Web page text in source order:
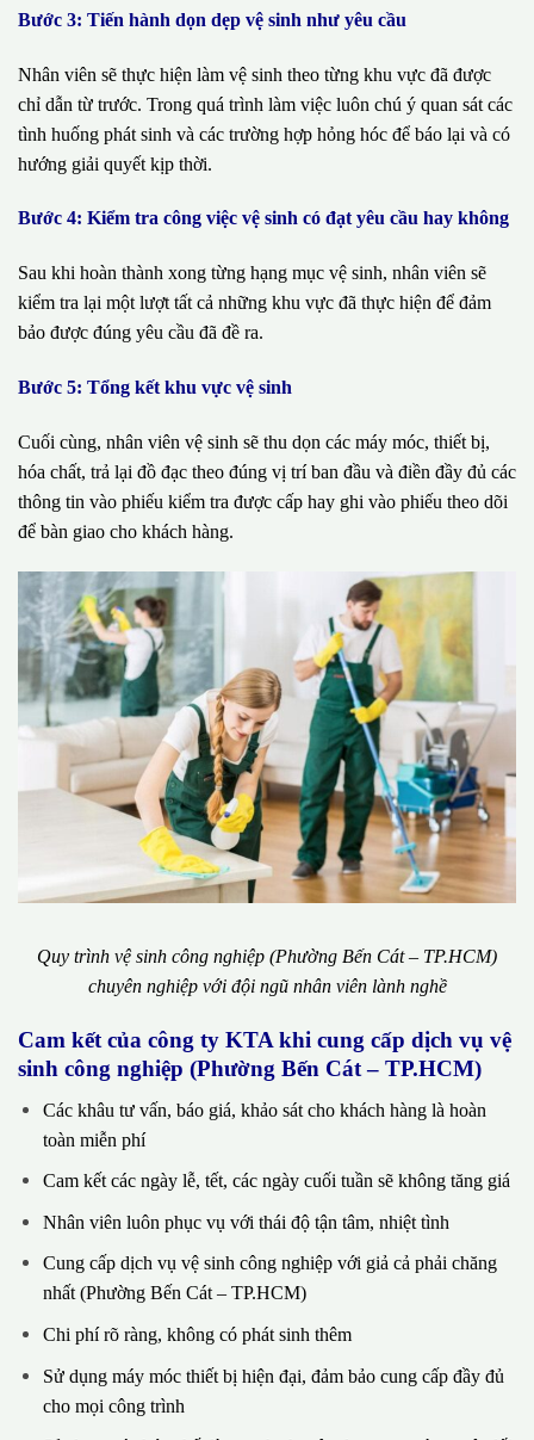
Bước 3: Tiến hành dọn dẹp vệ sinh như yêu cầu
Nhân viên sẽ thực hiện làm vệ sinh theo từng khu vực đã được
chỉ dẫn từ trước. Trong quá trình làm việc luôn chú ý quan sát các
tình huống phát sinh và các trường hợp hỏng hóc để báo lại và có
hướng giải quyết kịp thời.
Bước 4: Kiểm tra công việc vệ sinh có đạt yêu cầu hay không
Sau khi hoàn thành xong từng hạng mục vệ sinh, nhân viên sẽ
kiểm tra lại một lượt tất cả những khu vực đã thực hiện để đảm
bảo được đúng yêu cầu đã đề ra.
Bước 5: Tổng kết khu vực vệ sinh
Cuối cùng, nhân viên vệ sinh sẽ thu dọn các máy móc, thiết bị,
hóa chất, trả lại đồ đạc theo đúng vị trí ban đầu và điền đầy đủ các
thông tin vào phiếu kiểm tra được cấp hay ghi vào phiếu theo dõi
để bàn giao cho khách hàng.
Quy trình vệ sinh công nghiệp (Phường Bến Cát – TP.HCM)
chuyên nghiệp với đội ngũ nhân viên lành nghề
Cam kết của công ty KTA khi cung cấp dịch vụ vệ
sinh công nghiệp (Phường Bến Cát – TP.HCM)
Các khâu tư vấn, báo giá, khảo sát cho khách hàng là hoàn
toàn miễn phí
Cam kết các ngày lễ, tết, các ngày cuối tuần sẽ không tăng giá
Nhân viên luôn phục vụ với thái độ tận tâm, nhiệt tình
Cung cấp dịch vụ vệ sinh công nghiệp với giả cả phải chăng
nhất (Phường Bến Cát – TP.HCM)
Chi phí rõ ràng, không có phát sinh thêm
Sử dụng máy móc thiết bị hiện đại, đảm bảo cung cấp đầy đủ
cho mọi công trình